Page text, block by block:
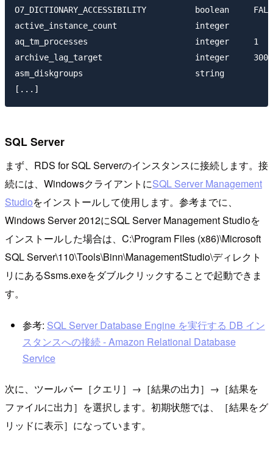
O7_DICTIONARY_ACCESSIBILITY          boolean
active_instance_count                integer
aq_tm_processes                      integer     1
archive_lag_target                   integer     300
asm_diskgroups                       string
SQL Server
まず、RDS for SQL Serverのインスタンスに接続します。接
続には、WindowsクライアントにSQL Server Management
Studioをインストールして使用します。参考までに、
Windows Server 2012にSQL Server Management Studioを
インストールした場合は、C:\Program Files (x86)\Microsoft
SQL Server\110\Tools\Binn\ManagementStudio\ディレクト
リにあるSsms.exeをダブルクリックすることで起動できま
す。
参考: SQL Server Database Engine を実行する DB イン
スタンスへの接続 - Amazon Relational Database
Service
次に、ツールバー［クエリ］→［結果の出力］→［結果を
ファイルに出力］を選択します。初期状態では、［結果をグ
リッドに表示］になっています。